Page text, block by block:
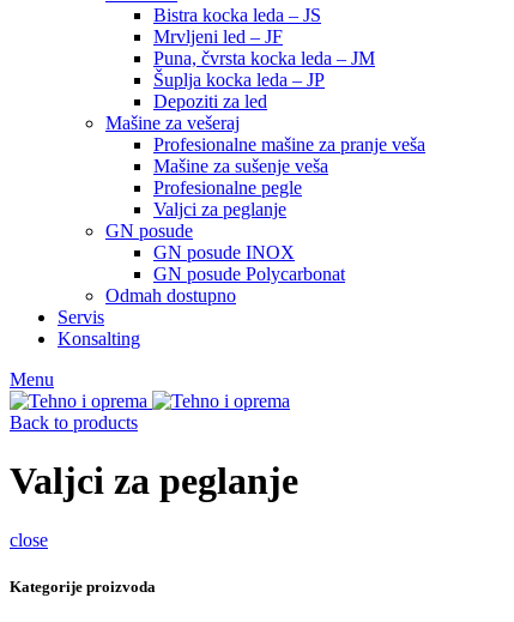
Bistra kocka leda – JS
Mrvljeni led – JF
Puna, čvrsta kocka leda – JM
Šuplja kocka leda – JP
Depoziti za led
Mašine za vešeraj
Profesionalne mašine za pranje veša
Mašine za sušenje veša
Profesionalne pegle
Valjci za peglanje
GN posude
GN posude INOX
GN posude Polycarbonat
Odmah dostupno
Servis
Konsalting
Menu
Back to products
Valjci za peglanje
close
Kategorije proizvoda